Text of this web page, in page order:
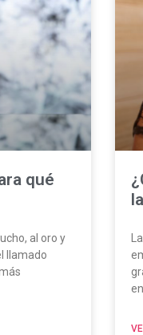
qué
al oro y
llamado